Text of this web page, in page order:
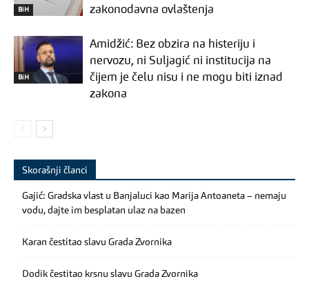
BiH
zakonodavna ovlaštenja
BiH
Amidžić: Bez obzira na histeriju i
nervozu, ni Suljagić ni institucija na
čijem je čelu nisu i ne mogu biti iznad
zakona
Skorašnji članci
Gajić: Gradska vlast u Banjaluci kao Marija Antoaneta – nemaju
vodu, dajte im besplatan ulaz na bazen
Karan čestitao slavu Grada Zvornika
Dodik čestitao krsnu slavu Grada Zvornika